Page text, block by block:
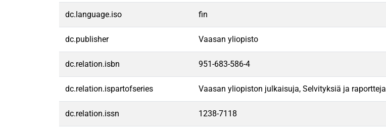
dc.language.iso fin
dc.publisher Vaasan yliopisto
dc.relation.isbn 951-683-586-4
dc.relation.ispartofseries Vaasan yliopiston julkaisuja, Selvityksiä ja raportteja
dc.relation.issn 1238-7118